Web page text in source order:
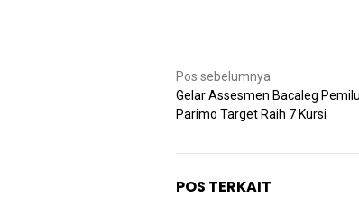
Navigasi
pos
Pos sebelumnya
Gelar Assesmen Bacaleg
Parimo Target Raih 7 Kursi
POS TERKAIT